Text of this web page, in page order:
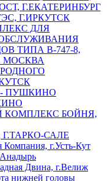
Г.ЕКАТЕРИНБУРГ
Г.ИРКУТСК
ДЛЯ
ТИПА В-747-8,
МОСКВА
ПУШКИНО
КОМПЛЕКС БОЙНЯ,
САЛЕ
Компания, г.Усть-Кут
Двина, г.Велиж
нижней головы